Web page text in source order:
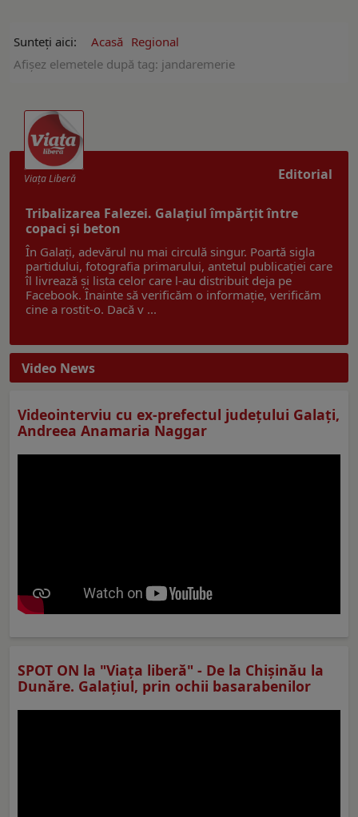
Sunteți aici: Acasă Regional
Afişez elemetele după tag: jandaremerie
Editorial
Viaţa Liberă
Tribalizarea Falezei. Galațiul împărțit între
copaci și beton
În Galați, adevărul nu mai circulă singur. Poartă sigla
partidului, fotografia primarului, antetul publicației care
îl livrează și lista celor care l-au distribuit deja pe
Facebook. Înainte să verificăm o informație, verificăm
cine a rostit-o. Dacă v ...
Video News
Videointerviu cu ex-prefectul judeţului Galaţi,
Andreea Anamaria Naggar
SPOT ON la "Viaţa liberă" - De la Chișinău la
Dunăre. Galațiul, prin ochii basarabenilor